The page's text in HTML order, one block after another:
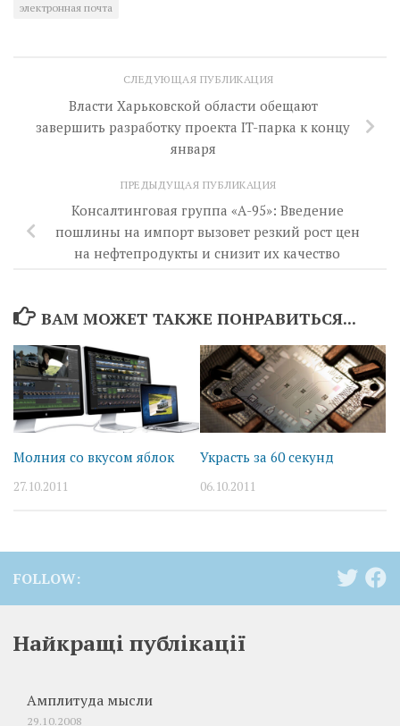
электронная почта
СЛЕДУЮЩАЯ ПУБЛИКАЦИЯ
Власти Харьковской области обещают
завершить разработку проекта IT-парка к концу
января
ПРЕДЫДУЩАЯ ПУБЛИКАЦИЯ
Консалтинговая группа «А-95»: Введение
пошлины на импорт вызовет резкий рост цен
на нефтепродукты и снизит их качество
ВАМ МОЖЕТ ТАКЖЕ ПОНРАВИТЬСЯ...
Молния со вкусом яблок
27.10.2011
Украсть за 60 секунд
06.10.2011
FOLLOW:
Найкращі публікації
Амплитуда мысли
29.10.2008